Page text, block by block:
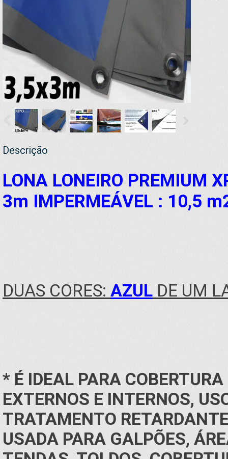
Descrição
LONA LONEIRO PREMIUM
3m IMPERMEÁVEL : 10,5
DUAS CORES: AZUL DE UM
* É IDEAL PARA
EXTERNOS E INTERNOS,
TRATAMENTO
USADA PARA GALPÕES,